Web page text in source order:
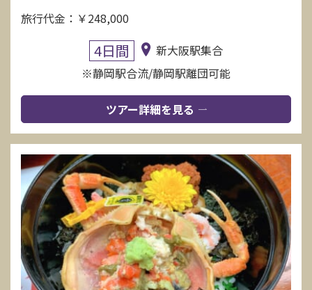
旅行代金：￥248,000
4日間
新大阪駅集合
※静岡駅合流/静岡駅離団可能
ツアー詳細を見る